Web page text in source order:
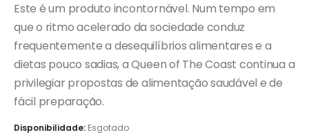
Este é um produto incontornável. Num tempo em
que o ritmo acelerado da sociedade conduz
frequentemente a desequilíbrios alimentares e a
dietas pouco sadias, a Queen of The Coast continua a
privilegiar propostas de alimentação saudável e de
fácil preparação.
Disponibilidade: Esgotado